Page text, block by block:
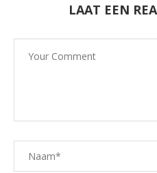
LAAT EEN